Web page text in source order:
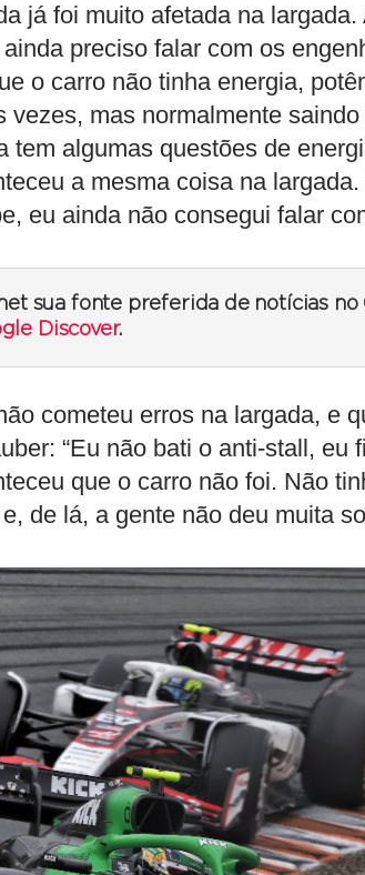
já foi muito afetada na
preciso falar com os
o carro não tinha energia,
vezes, mas normalmente
tem algumas questões de
a mesma coisa na
eu ainda não consegui falar
sua fonte preferida de notícias no
Discover.
cometeu erros na largada, e
“Eu não bati o anti-stall, eu
que o carro não foi. Não
de lá, a gente não deu muita